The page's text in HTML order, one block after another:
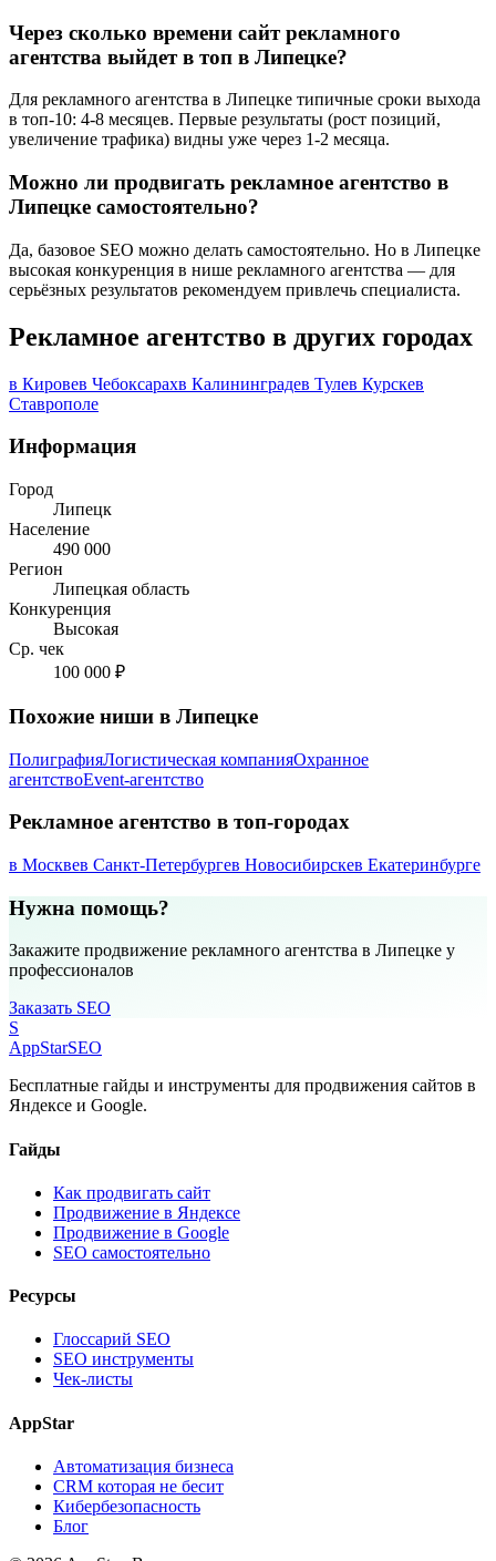
Через сколько времени сайт рекламного
агентства выйдет в топ в Липецке?
Для рекламного агентства в Липецке типичные сроки выхода
в топ-10: 4-8 месяцев. Первые результаты (рост позиций,
увеличение трафика) видны уже через 1-2 месяца.
Можно ли продвигать рекламное агентство в
Липецке самостоятельно?
Да, базовое SEO можно делать самостоятельно. Но в Липецке
высокая конкуренция в нише рекламного агентства — для
серьёзных результатов рекомендуем привлечь специалиста.
Рекламное агентство в других городах
в Кировев Чебоксарахв Калининградев Тулев Курскев
Ставрополе
Информация
Город
Липецк
Население
490 000
Регион
Липецкая область
Конкуренция
Высокая
Ср. чек
100 000 ₽
Похожие ниши в Липецке
ПолиграфияЛогистическая компанияОхранное
агентствоEvent-агентство
Рекламное агентство в топ-городах
в Москвев Санкт-Петербургев Новосибирскев Екатеринбурге
Нужна помощь?
Закажите продвижение рекламного агентства в Липецке у
профессионалов
Заказать SEO
S
AppStarSEO
Бесплатные гайды и инструменты для продвижения сайтов в
Яндексе и Google.
Гайды
Как продвигать сайт
Продвижение в Яндексе
Продвижение в Google
SEO самостоятельно
Ресурсы
Глоссарий SEO
SEO инструменты
Чек-листы
AppStar
Автоматизация бизнеса
CRM которая не бесит
Кибербезопасность
Блог